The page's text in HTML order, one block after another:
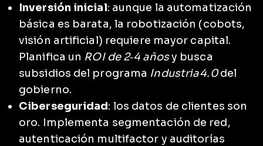
Inversión inicial: aunque la automatización
básica es barata, la robotización (cobots,
visión artificial) requiere mayor capital.
Planifica un ROI de 2‑4 añosy busca
subsidios del programa Industria 4.0del
gobierno.
Ciberseguridad: los datos de clientes son
oro. Implementa segmentación de red,
autenticación multifactor y auditorías